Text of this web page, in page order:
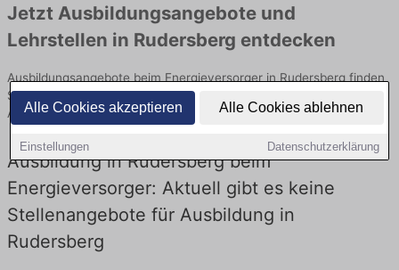
Alle Cookies akzeptieren Alle Cookies ablehnen
Einstellungen Datenschutzerklärung
Jetzt Ausbildungsangebote und
Lehrstellen in Rudersberg entdecken
Ausbildungsangebote beim Energieversorger in Rudersberg finden
Sie von namhaften Firmen. Entdecken Sie freie Optionen von Top-
Arbeitgebern und bewerben Sie sich noch heute.
Ausbildung in Rudersberg beim
Energieversorger: Aktuell gibt es keine
Stellenangebote für Ausbildung in
Rudersberg